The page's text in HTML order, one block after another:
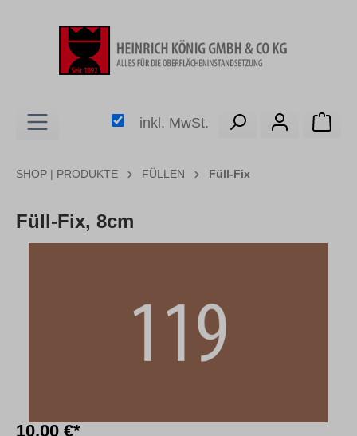
inkl. MwSt.
SHOP | PRODUKTE FÜLLEN Füll-Fix
Füll-Fix, 8cm
10,00 €*